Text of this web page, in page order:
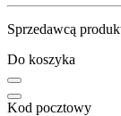
Sprzedawcą
Do koszyka
Kod pocztowy